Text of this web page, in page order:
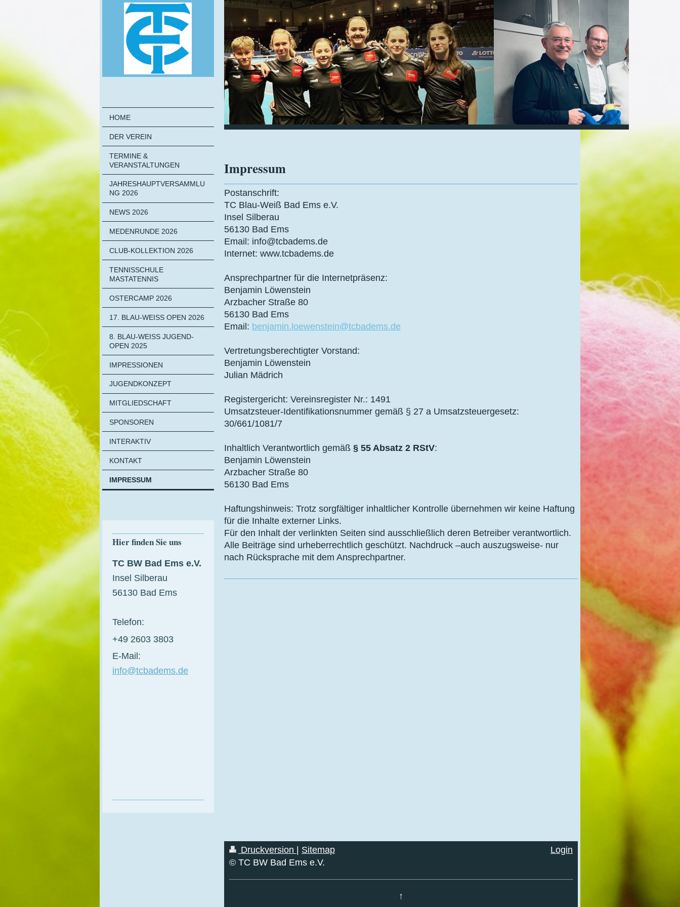
HOME
DER VEREIN
TERMINE &
VERANSTALTUNGEN
JAHRESHAUPTVERSAMMLU
NG 2026
NEWS 2026
MEDENRUNDE 2026
CLUB-KOLLEKTION 2026
TENNISSCHULE
MASTATENNIS
OSTERCAMP 2026
17. BLAU-WEISS OPEN 2026
8. BLAU-WEISS JUGEND-O
PEN 2025
IMPRESSIONEN
JUGENDKONZEPT
MITGLIEDSCHAFT
SPONSOREN
INTERAKTIV
KONTAKT
IMPRESSUM
Hier finden Sie uns
TC BW Bad Ems e.V.
Insel Silberau
56130 Bad Ems
Telefon:
+49 2603 3803
E-Mail:
info@tcbadems.de
Impressum
Postanschrift:
TC Blau-Weiß Bad Ems e.V.
Insel Silberau
56130 Bad Ems
Email: info@tcbadems.de
Internet: www.tcbadems.de
Ansprechpartner für die Internetpräsenz:
Benjamin Löwenstein
Arzbacher Straße 80
56130 Bad Ems
Email: benjamin.loewenstein@tcbadems.de
Vertretungsberechtigter Vorstand:
Benjamin Löwenstein
Julian Mädrich
Registergericht: Vereinsregister Nr.: 1491
Umsatzsteuer-Identifikationsnummer gemäß § 27 a Umsatzsteuergesetz:
30/661/1081/7
Inhaltlich Verantwortlich gemäß § 55 Absatz 2 RStV:
Benjamin Löwenstein
Arzbacher Straße 80
56130 Bad Ems
Haftungshinweis: Trotz sorgfältiger inhaltlicher Kontrolle übernehmen wir keine Haftung
für die Inhalte externer Links.
Für den Inhalt der verlinkten Seiten sind ausschließlich deren Betreiber verantwortlich.
Alle Beiträge sind urheberrechtlich geschützt. Nachdruck –auch auszugsweise- nur
nach Rücksprache mit dem Ansprechpartner.
Druckversion
Sitemap
© TC BW Bad Ems e.V.
Login
↑